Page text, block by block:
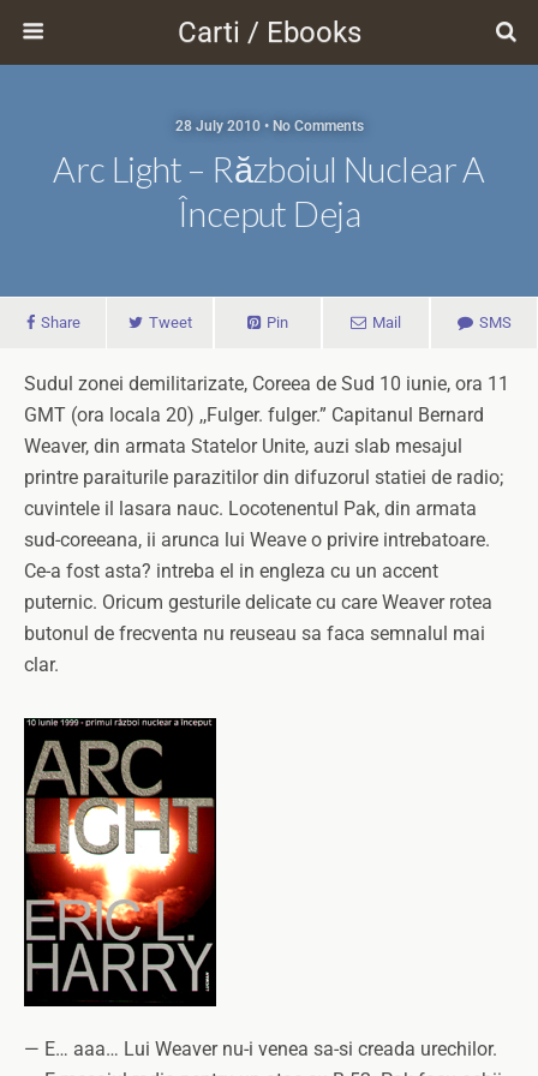
Carti / Ebooks
28 July 2010 • No Comments
Arc Light – Războiul Nuclear A
Început Deja
Share Tweet Pin Mail SMS
Sudul zonei demilitarizate, Coreea de Sud 10 iunie, ora 11
GMT (ora locala 20) ,,Fulger. fulger.” Capitanul Bernard
Weaver, din armata Statelor Unite, auzi slab mesajul
printre paraiturile parazitilor din difuzorul statiei de radio;
cuvintele il lasara nauc. Locotenentul Pak, din armata
sud-coreeana, ii arunca lui Weave o privire intrebatoare.
Ce-a fost asta? intreba el in engleza cu un accent
puternic. Oricum gesturile delicate cu care Weaver rotea
butonul de frecventa nu reuseau sa faca semnalul mai
clar.
— E… aaa… Lui Weaver nu-i venea sa-si creada urechilor.